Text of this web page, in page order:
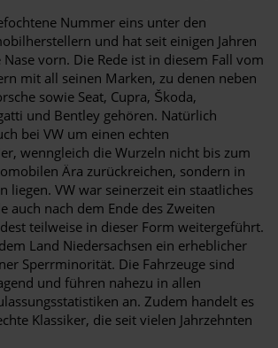
Nummer eins unter den
und hat seit einigen Jahren
vorn. Die Rede ist in diesem Fall vom
mit all seinen Marken, zu denen neben
sowie Seat, Cupra, Škoda,
und Bentley gehören. Natürlich
bei VW um einen echten
wenngleich die Wurzeln nicht bis zum
Ära zurückreichen, sondern in
liegen. VW war seinerzeit ein staatliches
auch nach dem Ende des Zweiten
teilweise in dieser Form weitergeführt.
Land Niedersachsen ein erheblicher
Sperrminorität. Die Fahrzeuge sind
und führen nahezu in allen
an. Zudem handelt es
Klassiker, die seit vielen Jahrzehnten